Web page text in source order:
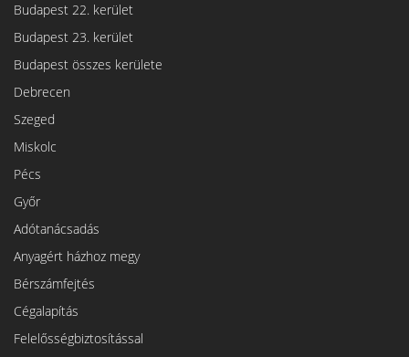
Budapest 22. kerület
Budapest 23. kerület
Budapest összes kerülete
Debrecen
Szeged
Miskolc
Pécs
Győr
Adótanácsadás
Anyagért házhoz megy
Bérszámfejtés
Cégalapítás
Felelősségbiztosítással